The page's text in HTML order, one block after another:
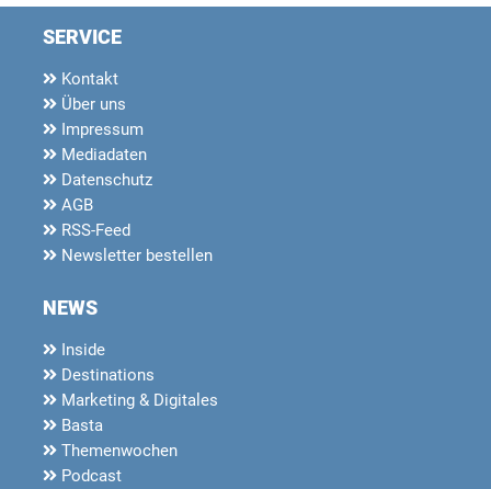
SERVICE
Kontakt
Über uns
Impressum
Mediadaten
Datenschutz
AGB
RSS-Feed
Newsletter bestellen
NEWS
Inside
Destinations
Marketing & Digitales
Basta
Themenwochen
Podcast